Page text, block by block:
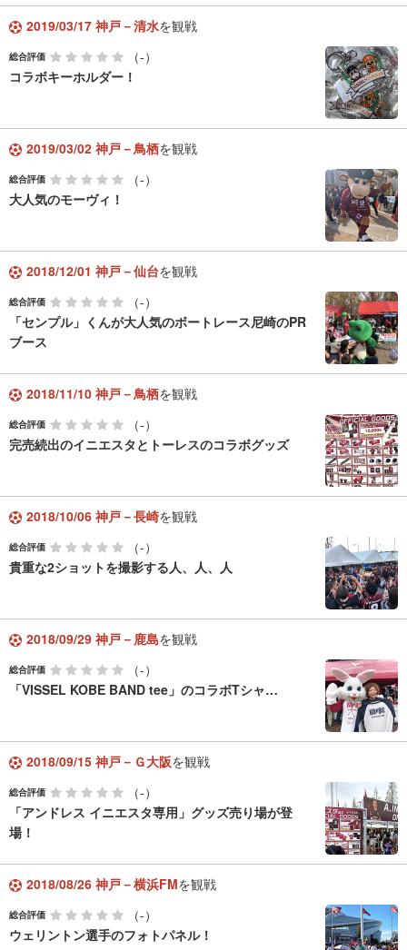
2019/03/17 神戸－清水を観戦
総合評価
（-）
コラボキーホルダー！
2019/03/02 神戸－鳥栖を観戦
総合評価
（-）
大人気のモーヴィ！
2018/12/01 神戸－仙台を観戦
総合評価
（-）
「センプル」くんが大人気のボートレース尼崎のPR
ブース
2018/11/10 神戸－鳥栖を観戦
総合評価
（-）
完売続出のイニエスタとトーレスのコラボグッズ
2018/10/06 神戸－長崎を観戦
総合評価
（-）
貴重な2ショットを撮影する人、人、人
2018/09/29 神戸－鹿島を観戦
総合評価
（-）
「VISSEL KOBE BAND tee」のコラボTシャ…
2018/09/15 神戸－Ｇ大阪を観戦
総合評価
（-）
「アンドレス イニエスタ専用」グッズ売り場が登
場！
2018/08/26 神戸－横浜FMを観戦
総合評価
（-）
ウェリントン選手のフォトパネル！